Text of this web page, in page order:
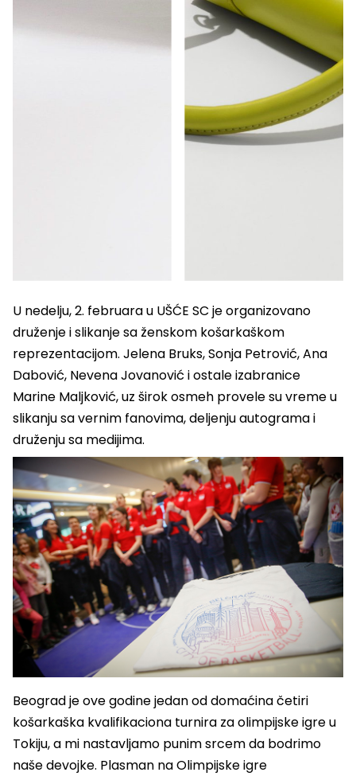
U nedelju, 2. februara u UŠĆE SC je organizovano
druženje i slikanje sa ženskom košarkaškom
reprezentacijom. Jelena Bruks, Sonja Petrović, Ana
Dabović, Nevena Jovanović i ostale izabranice
Marine Maljković, uz širok osmeh provele su vreme u
slikanju sa vernim fanovima, deljenju autograma i
druženju sa medijima.
Beograd je ove godine jedan od domaćina četiri
košarkaška kvalifikaciona turnira za olimpijske igre u
Tokiju, a mi nastavljamo punim srcem da bodrimo
naše devojke. Plasman na Olimpijske igre